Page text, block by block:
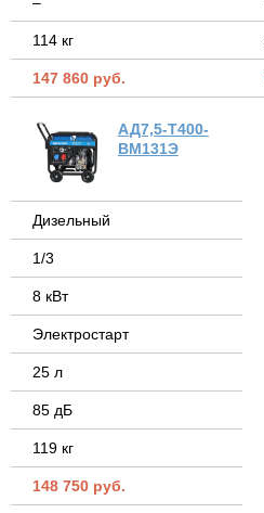
114 кг
147 860 руб.
АД7,5-Т400-
ВМ131Э
Дизельный
1/3
8 кВт
Электростарт
25 л
85 дБ
119 кг
148 750 руб.